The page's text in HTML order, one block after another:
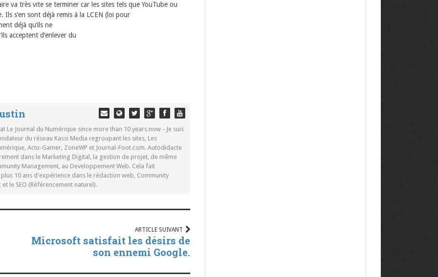
va très vite se terminer car les sites tels que YouTube ou
s’en sont déjà remis à la LCEN (loi pour
déjà qu’ils ne
acceptent d’enlever du
Le Journal du Numérique since more than 10 years now - Je suis
du réseau Kassi Media regroupant les sites, Les
Actu-Gamer, ZoneWP et Journal-Foot.com. Autodidacte
dans le Marketing Digital, la gestion de projet, de même
Management, au Developpement Web. Cela fait
10 ans d'expérience dans le rédaction web, Community
le SEO (Référencement naturel).
ARTICLE SUIVANT
Microsoft satisfait les désirs de
son ennemi Google.